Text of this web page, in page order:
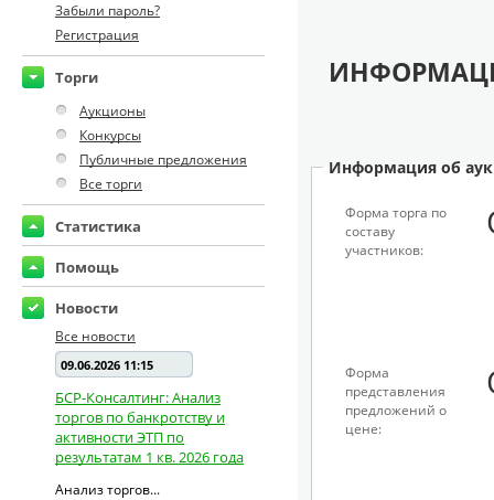
Забыли пароль?
Регистрация
Торги
Аукционы
Конкурсы
Публичные предложения
Все торги
Статистика
Помощь
Новости
Все новости
09.06.2026 11:15
БСР-Консалтинг: Анализ
торгов по банкротству и
активности ЭТП по
результатам 1 кв. 2026 года
Анализ торгов...
Информация об
Форма торга по
составу
участников:
Форма
представления
предложений о
цене: